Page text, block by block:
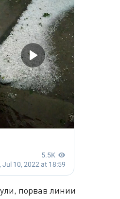
порвав линии